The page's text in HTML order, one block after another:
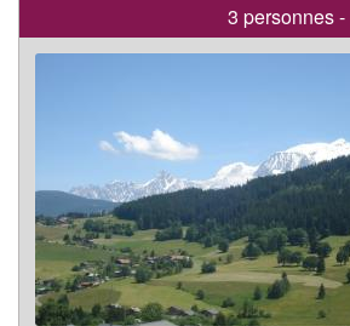
3 personnes -